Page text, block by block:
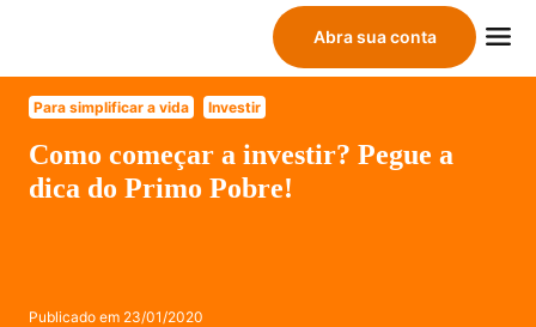
Abra sua conta
Para simplificar a vida Investir
Como começar a investir? Pegue a
dica do Primo Pobre!
Publicado em 23/01/2020